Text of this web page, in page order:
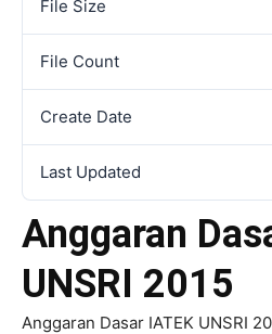
File Size
File Count
Create Date
Last Updated
Anggaran
UNSRI 2015
Anggaran Dasar IATEK UNSRI